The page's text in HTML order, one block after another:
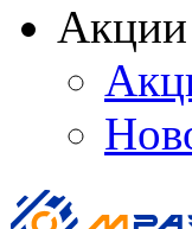
Акции